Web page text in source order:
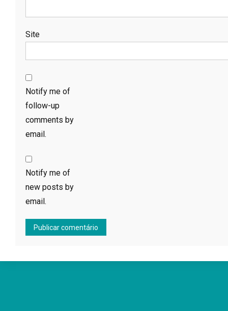
Site
Notify me of
follow-up
comments by
email.
Notify me of
new posts by
email.